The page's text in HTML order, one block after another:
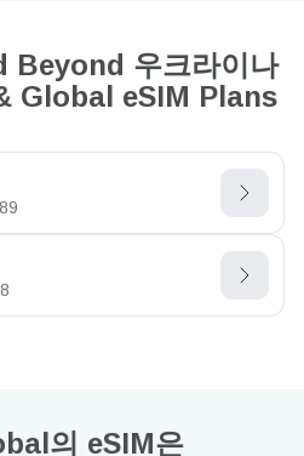
Beyond 우크라이나
Global eSIM Plans
의 eSIM은